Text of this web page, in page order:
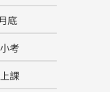
底​
考
課